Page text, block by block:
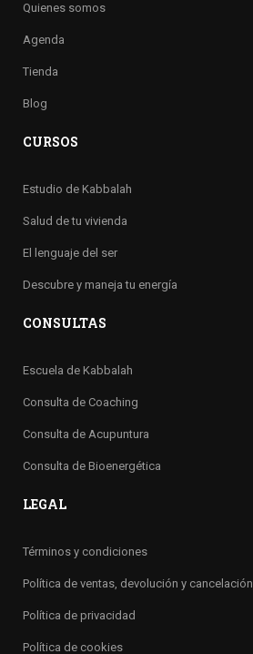
Quienes somos
Agenda
Tienda
Blog
CURSOS
Estudio de Kabbalah
Salud de tu vivienda
El lenguaje del ser
Descubre y maneja tu energía
CONSULTAS
Escuela de Kabbalah
Consulta de Coaching
Consulta de Acupuntura
Consulta de Bioenergética
LEGAL
Términos y condiciones
Política de ventas, devolución y cancelación
Política de privacidad
Política de cookies